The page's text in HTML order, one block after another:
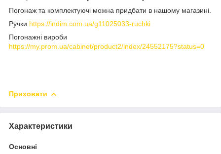
Погонаж та комплектуючі можна придбати в нашому магазині.
Ручки https://indim.com.ua/g11025033-ruchki
Погонажні вироби
https://my.prom.ua/cabinet/product2/index/24552175?status=0
Приховати
Характеристики
Основні